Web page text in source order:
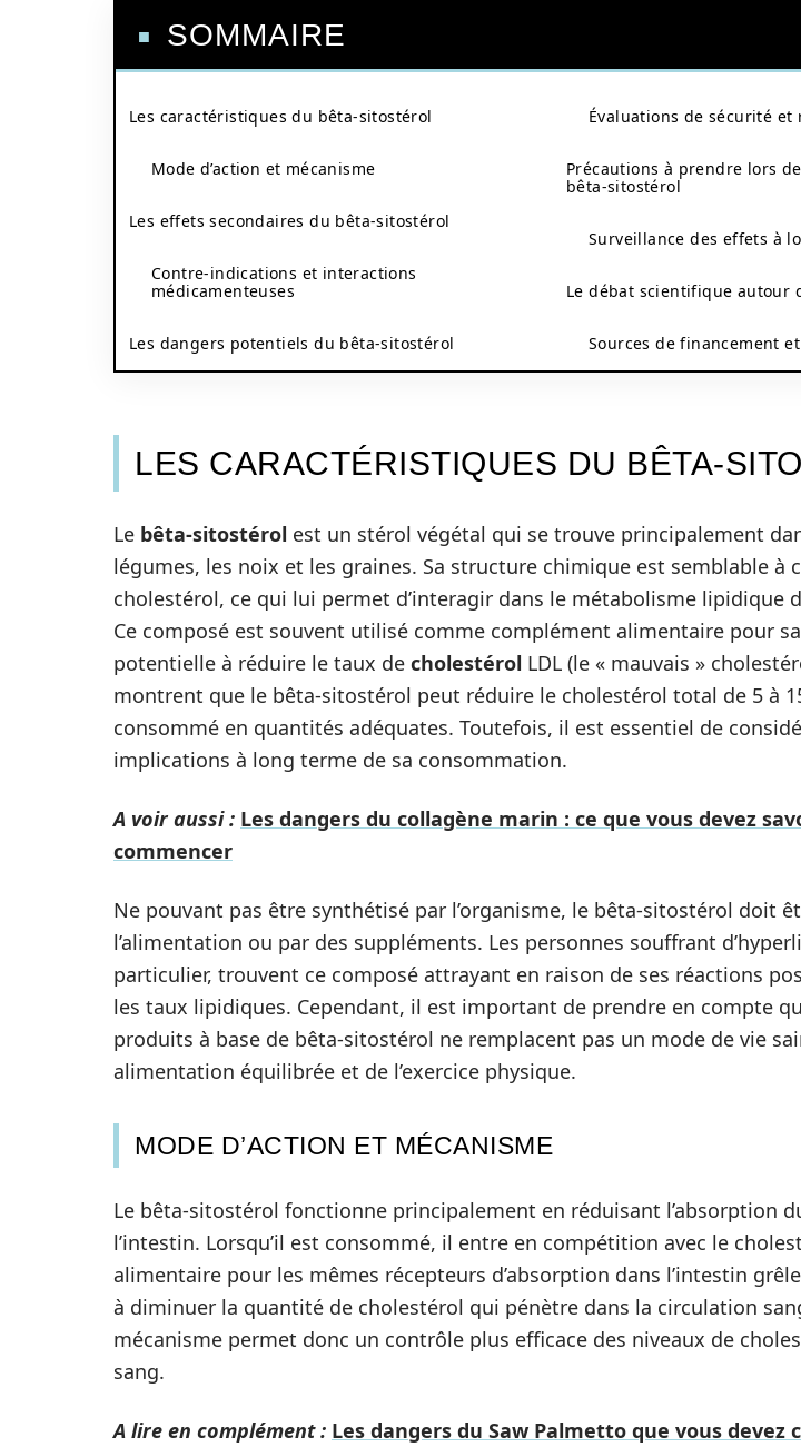
SOMMAIRE
Les caractéristiques du bêta-sitostérol
Mode d’action et mécanisme
Les effets secondaires du bêta-sitostérol
Contre-indications et interactions
médicamenteuses
Les dangers potentiels du bêta-sitostérol
Évaluations de sécurité et
Précautions à prendre lors
bêta-sitostérol
Surveillance des effets à
Le débat scientifique autour
Sources de financement
LES CARACTÉRISTIQUES DU BÊTA-
Le bêta-sitostérol est un stérol végétal qui se trouve principalement
légumes, les noix et les graines. Sa structure chimique est semblable à
cholestérol, ce qui lui permet d’interagir dans le métabolisme lipidique
Ce composé est souvent utilisé comme complément alimentaire pour
potentielle à réduire le taux de cholestérol LDL (le « mauvais »
montrent que le bêta-sitostérol peut réduire le cholestérol total de 5 à
consommé en quantités adéquates. Toutefois, il est essentiel de
implications à long terme de sa consommation.
A voir aussi : Les dangers du collagène marin : ce que vous devez
commencer
Ne pouvant pas être synthétisé par l’organisme, le bêta-sitostérol doit
l’alimentation ou par des suppléments. Les personnes souffrant
particulier, trouvent ce composé attrayant en raison de ses réactions
les taux lipidiques. Cependant, il est important de prendre en compte
produits à base de bêta-sitostérol ne remplacent pas un mode de vie
alimentation équilibrée et de l’exercice physique.
MODE D’ACTION ET MÉCANISME
Le bêta-sitostérol fonctionne principalement en réduisant l’absorption
l’intestin. Lorsqu’il est consommé, il entre en compétition avec le
alimentaire pour les mêmes récepteurs d’absorption dans l’intestin
à diminuer la quantité de cholestérol qui pénètre dans la circulation
mécanisme permet donc un contrôle plus efficace des niveaux de
sang.
A lire en complément : Les dangers du Saw Palmetto que vous devez